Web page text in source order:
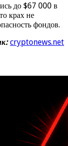
до $67 000 в
крах не
фондов.
cryptonews.net